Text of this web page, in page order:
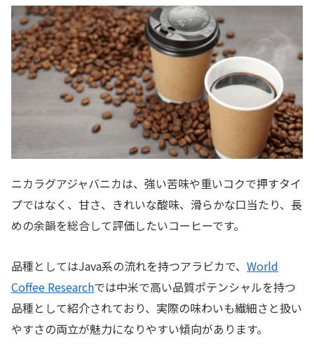
ニカラグアジャバニカは、強い苦味や重いコクで押すタイ
プではなく、甘さ、きれいな酸味、滑らかな口当たり、長
めの余韻を総合して評価したいコーヒーです。
品種としてはJava系の流れを持つアラビカで、 World
Coffee Researchでは中米で高い品質ポテンシャルを持つ
品種として紹介されており、実際の味わいも繊細さと扱い
やすさの両立が魅力になりやすい傾向があります。